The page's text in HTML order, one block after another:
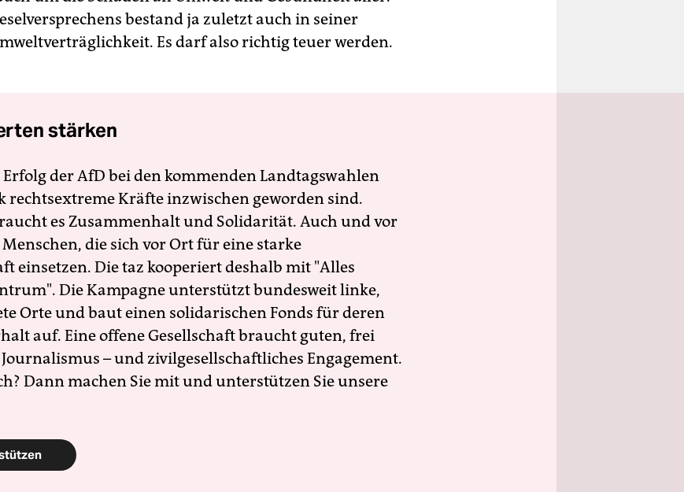
bestand ja zuletzt auch in seiner
Es darf also richtig teuer werden.
stärken
der AfD bei den kommenden Landtagswahlen
rechtsextreme Kräfte inzwischen geworden sind.
es Zusammenhalt und Solidarität. Auch und vor
die sich vor Ort für eine starke
einsetzen. Die taz kooperiert deshalb mit "Alles
Die Kampagne unterstützt bundesweit linke,
Orte und baut einen solidarischen Fonds für deren
auf. Eine offene Gesellschaft braucht guten, frei
– und zivilgesellschaftliches Engagement.
Dann machen Sie mit und unterstützen Sie unsere